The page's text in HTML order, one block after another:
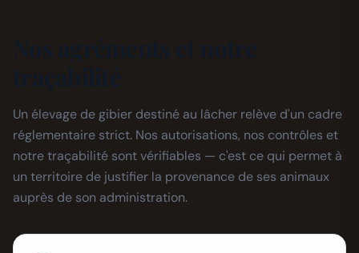
Un élevage de gibier destiné au lâcher relève d'un cadre
réglementaire strict. Nos autorisations, nos contrôles et
notre traçabilité sont vérifiables — c'est ce qui permet à
un territoire de justifier la provenance de ses animaux
auprès de son administration.